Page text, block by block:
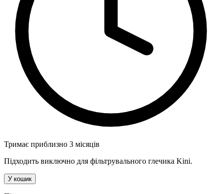
Тримає приблизно 3 місяців
Підходить виключно для фільтрувального глечика Kini.
У кошик